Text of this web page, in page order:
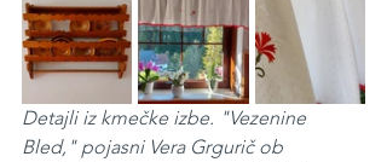
Detajli iz kmečke izbe. "Vezenine
Bled," pojasni Vera Grgurič ob